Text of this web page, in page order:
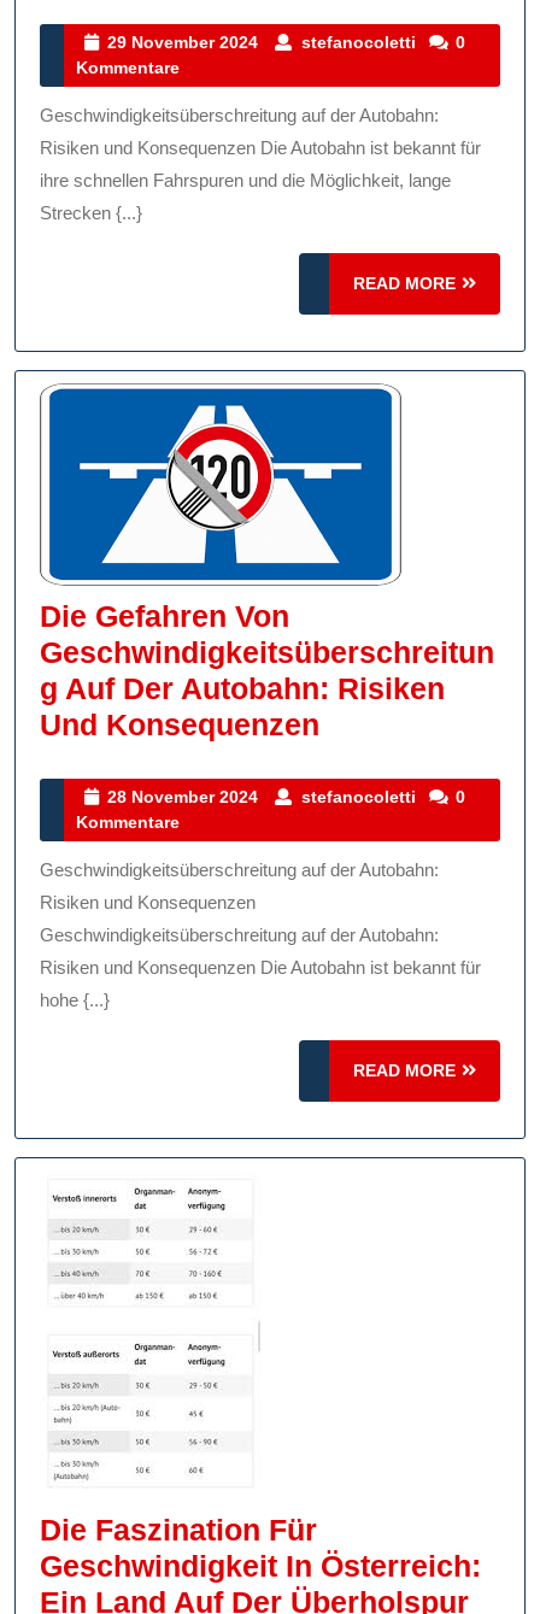
Von
Auf
Der
Autobahn:
Und
Konsequenzen
29 November 2024
29
2024
stefanocoletti stefanocoletti
0
Kommentare
Geschwindigkeitsüberschreitung auf der Autobahn:
Risiken und Konsequenzen Die Autobahn ist bekannt für
ihre schnellen Fahrspuren und die Möglichkeit, lange
Strecken {...}
READ MORE
READ
MORE
Die Gefahren Von
Geschwindigkeitsüberschreitun
G Auf Der Autobahn: Risiken
Und Konsequenzen
Von
Auf
Autobahn:
Risiken
Konsequenzen
28 November 2024
28
2024
stefanocoletti stefanocoletti
0
Kommentare
Geschwindigkeitsüberschreitung auf der Autobahn:
Risiken und Konsequenzen
Geschwindigkeitsüberschreitung auf der Autobahn:
Risiken und Konsequenzen Die Autobahn ist bekannt für
hohe {...}
READ MORE
READ
MORE
Die Faszination Für
Geschwindigkeit In Österreich:
Ein Land Auf Der ÜberholspurDie